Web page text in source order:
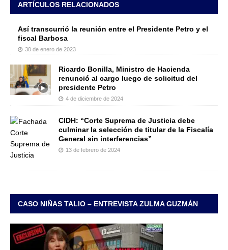
ARTÍCULOS RELACIONADOS
Así transcurrió la reunión entre el Presidente Petro y el
fiscal Barbosa
30 de enero de 2023
Ricardo Bonilla, Ministro de Hacienda
renunció al cargo luego de solicitud del
presidente Petro
4 de diciembre de 2024
CIDH: “Corte Suprema de Justicia debe
culminar la selección de titular de la Fiscalía
General sin interferencias”
13 de febrero de 2024
CASO NIÑAS TALIO – ENTREVISTA ZULMA GUZMÁN